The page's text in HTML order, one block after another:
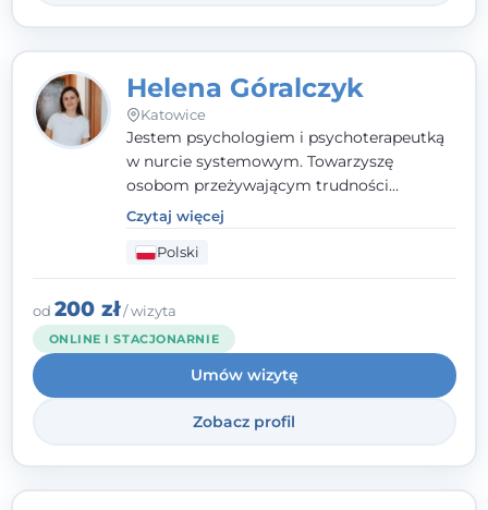
Helena Góralczyk
Katowice
Jestem psychologiem i psychoterapeutką
w nurcie systemowym. Towarzyszę
osobom przeżywającym trudności
emocjonalne, relacyjne albo znajdującym
się w kryzysie. Liczy się dla mnie
autentyczna, oparta na zaufaniu relacja
oraz przestrzeń, w której każdy poczuje się
wysłuchany i potraktowany z szacunkiem.
Czytaj więcej
Polski
od 200 zł/ wizyta
ONLINE I STACJONARNIE
Umów wizytę
Zobacz profil